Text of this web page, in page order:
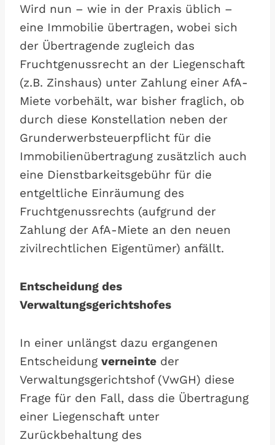
Wird nun – wie in der Praxis üblich –
eine Immobilie übertragen, wobei sich
der Übertragende zugleich das
Fruchtgenussrecht an der Liegenschaft
(z.B. Zinshaus) unter Zahlung einer AfA-
Miete vorbehält, war bisher fraglich, ob
durch diese Konstellation neben der
Grunderwerbsteuerpflicht für die
Immobilienübertragung zusätzlich auch
eine Dienstbarkeitsgebühr für die
entgeltliche Einräumung des
Fruchtgenussrechts (aufgrund der
Zahlung der AfA-Miete an den neuen
zivilrechtlichen Eigentümer) anfällt.
Entscheidung des
Verwaltungsgerichtshofes
In einer unlängst dazu ergangenen
Entscheidung verneinte der
Verwaltungsgerichtshof (VwGH) diese
Frage für den Fall, dass die Übertragung
einer Liegenschaft unter
Zurückbehaltung des